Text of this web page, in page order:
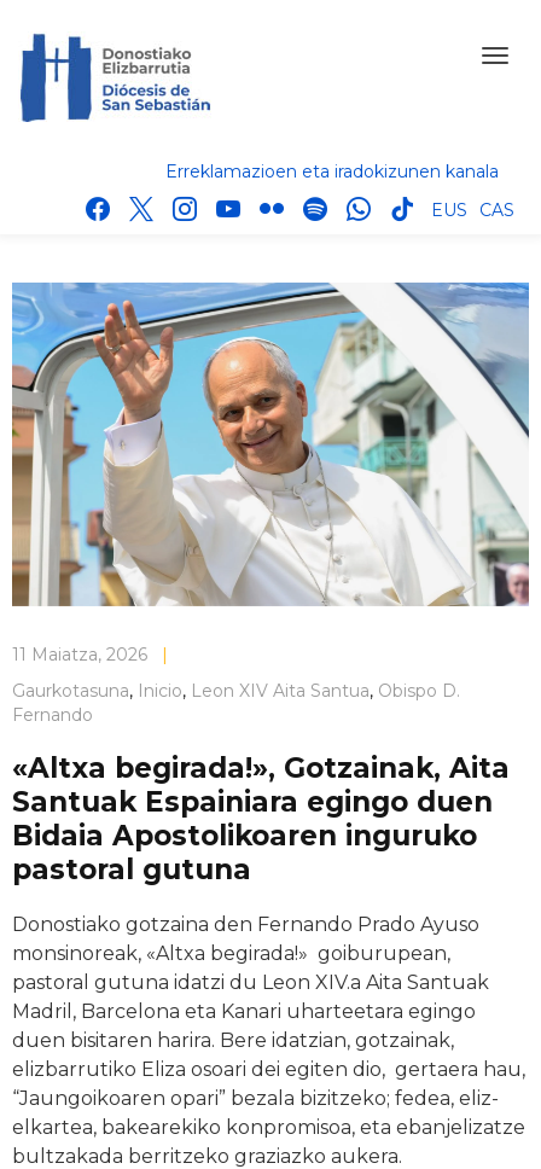
Erreklamazioen eta iradokizunen kanala
facebook
x instagram
youtube
flickr spotifywhatsapp
tik
EUS CAS
11 Maiatza, 2026
|
Gaurkotasuna, Inicio, Leon XIV Aita Santua, Obispo D.
Fernando
«Altxa begirada!», Gotzainak, Aita
Santuak Espainiara egingo duen
Bidaia Apostolikoaren inguruko
pastoral gutuna
Donostiako gotzaina den Fernando Prado Ayuso
monsinoreak, «Altxa begirada!» goiburupean,
pastoral gutuna idatzi du Leon XIV.a Aita Santuak
Madril, Barcelona eta Kanari uharteetara egingo
duen bisitaren harira. Bere idatzian, gotzainak,
elizbarrutiko Eliza osoari dei egiten dio, gertaera hau,
“Jaungoikoaren opari” bezala bizitzeko; fedea, eliz-
elkartea, bakearekiko konpromisoa, eta ebanjelizatze
bultzakada berritzeko graziazko aukera.